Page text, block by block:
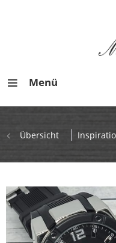
Menü
Übersicht